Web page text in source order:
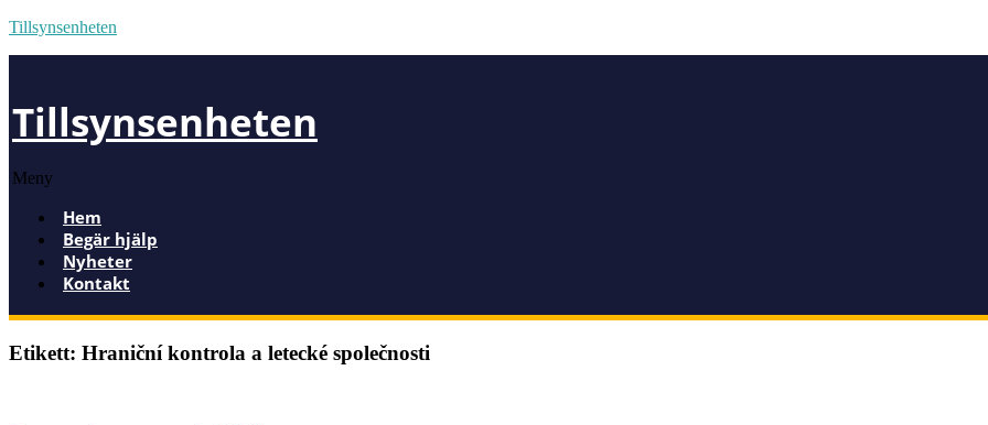
Tillsynsenheten
Tillsynsenheten
Meny
Hem
Begär hjälp
Nyheter
Kontakt
Etikett: Hraniční kontrola a letecké společnosti